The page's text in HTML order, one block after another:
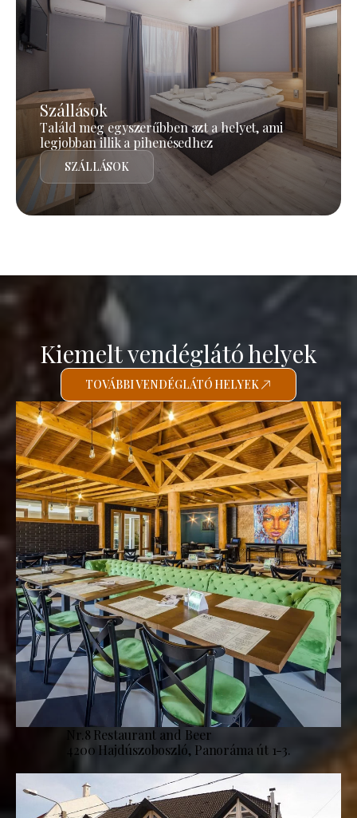
Szállások
Találd meg egyszerűbben azt a helyet, ami
legjobban illik a pihenésedhez
SZÁLLÁSOK
Kiemelt vendéglátó helyek
TOVÁBBI VENDÉGLÁTÓ HELYEK
Nr.8 Restaurant and Beer
4200 Hajdúszoboszló, Panoráma út 1-3.